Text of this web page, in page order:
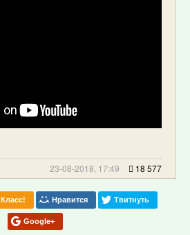
23-08-2018, 17:49 18 577
Класс! Нравится Твитнуть
Google+